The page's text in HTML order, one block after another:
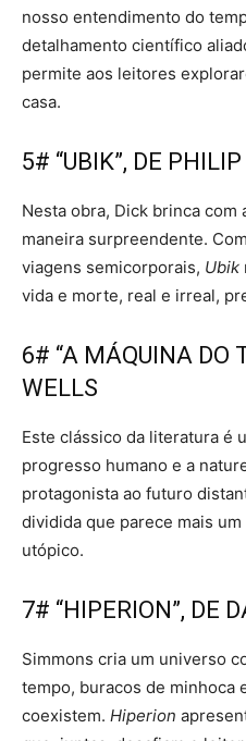
nosso entendimento do
detalhamento científico
permite aos leitores
casa.
5# “UBIK”, DE
Nesta obra, Dick brinca com
maneira surpreendente.
viagens semicorporais, Ubik
vida e morte, real e irreal,
6# “A MÁQUINA DO
WELLS
Este clássico da literatura é
progresso humano e a
protagonista ao futuro
dividida que parece mais
utópico.
7# “HIPERION”, DE
Simmons cria um universo
tempo, buracos de minhoca
coexistem. Hiperion